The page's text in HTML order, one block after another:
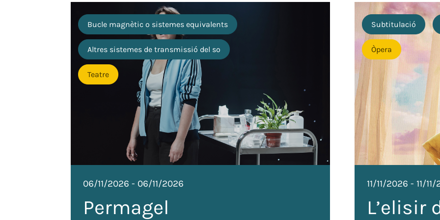
Bucle magnètic o sistemes equivalents
Altres sistemes de transmissió del so
Teatre
06/11/2026 - 06/11/2026
Permagel
Subtitulació
Òpera
11/11/2026 - 11/
L’elisir